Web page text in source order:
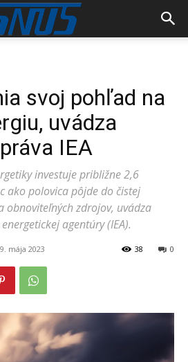
svoj pohľad na
uvádza
IEA
investuje približne 2,6
ako polovica pôjde do čistej
obnoviteľných zdrojov, uvádza
agentúry (IEA).
mája 2023 0
38